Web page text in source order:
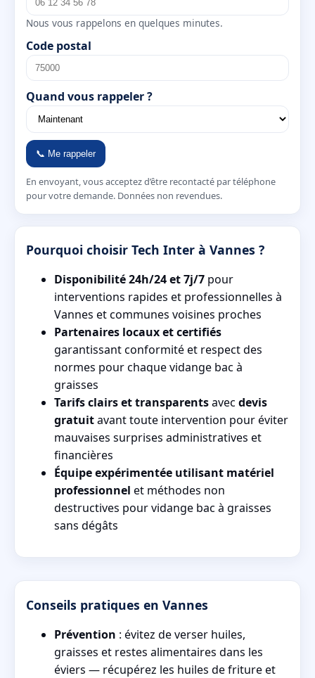
Nous vous rappelons en quelques minutes.
Code postal
Quand vous rappeler ?
📞 Me rappeler
En envoyant, vous acceptez d’être recontacté par téléphone
pour votre demande. Données non revendues.
Pourquoi choisir Tech Inter à Vannes ?
Disponibilité 24h/24 et 7j/7 pour
interventions rapides et professionnelles à
Vannes et communes voisines proches
Partenaires locaux et certifiés
garantissant conformité et respect des
normes pour chaque vidange bac à
graisses
Tarifs clairs et transparentsavec devis
gratuitavant toute intervention pour éviter
mauvaises surprises administratives et
financières
Équipe expérimentée utilisant matériel
professionnel et méthodes non
destructives pour vidange bac à graisses
sans dégâts
Conseils pratiques en Vannes
Prévention : évitez de verser huiles,
graisses et restes alimentaires dans les
éviers — récupérez les huiles de friture et